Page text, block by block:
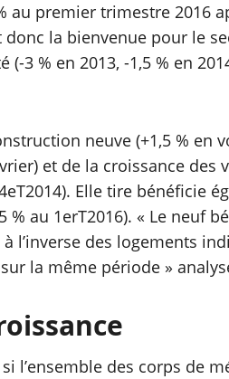
au premier trimestre 2016
la bienvenue pour le
3 % en 2013, -1,5 % en
neuve (+1,5 % en
et de la croissance des
Elle tire bénéficie
au 1erT2016). « Le neuf
l’inverse des logements
la même période »
l’ensemble des corps de